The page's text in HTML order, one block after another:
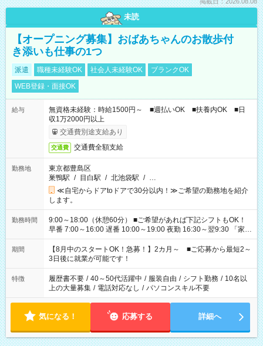
未読
【オープニング募集】おばあちゃんのお散歩付
き添いも仕事の1つ
派遣 職種未経験OK 社会人未経験OK
ブランクOK
WEB登録・面接OK
給与
無資格未経験：時給1500円～ ■週払いOK ■扶養内OK ■日
収1万2000円以上
交通費別途支給あり
交通費 交通費全額支給
勤務地
東京都豊島区
巣鴨駅 / 目白駅 / 北池袋駅 / …
≪自宅からドアtoドアで30分以内！≫ご希望の勤務地を紹介
します。
勤務時間
9:00～18:00（休憩60分） ■ご希望があれば下記シフトもOK！
早番 7:00～16:00 遅番 10:00～19:00 夜勤 16:30～翌9:30 「家族
と休みを合わせたい」 「余裕を持って夕飯の準備がしたい」
「できれば残業はしたくない」 など、ご希望を教えてください
ね。 ※Wワーク希望の方へ 今ご覧のお仕事で希望する勤務時間
と、もう1つのお仕事の勤務時間。 合計で週40時間を超える場
合は応募できません。
期間
【8月中のスタートOK！急募！】2カ月～ ■ご応募から最短2～
3日後に就業が可能です！
特徴 履歴書不要 / 40～50代活躍中 / 服装自由 / シフト勤務 / 10名以
上の大量募集 / 電話対応なし / パソコンスキル不要
気になる！ 応募する 詳細へ